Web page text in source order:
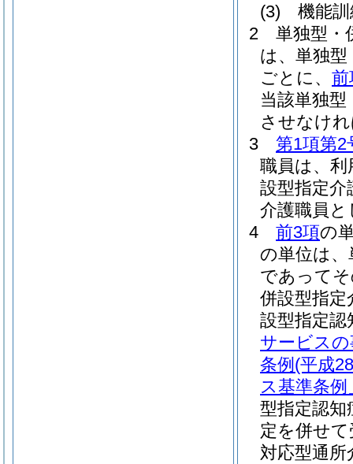
(3)
機能
2
単独型・
は、単独型
ごとに、 前
当該単独
させなけ
3
第1項第2
職員は、
設型指定介
介護職員
4
前3項の
の単位は、
であって
併設型指定
設型指定認
サービス
条例 (平成
ス基準条
型指定認知
定を併せ
対応型通所